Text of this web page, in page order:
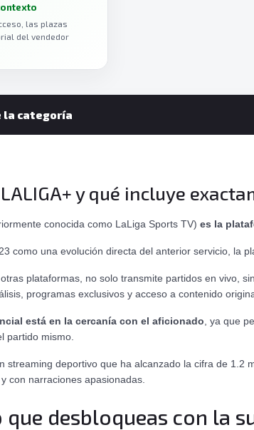
las plazas
del vendedor
la categoría
LALIGA+ y qué incluye
conocida como LaLiga Sports TV) es la
como una evolución directa del anterior servicio, la
plataformas, no solo transmite partidos en vivo,
programas exclusivos y acceso a contenido
está en la cercanía con el aficionado , ya que
partido mismo.
streaming deportivo que ha alcanzado la cifra de 1.2
con narraciones apasionadas.
que desbloqueas con la